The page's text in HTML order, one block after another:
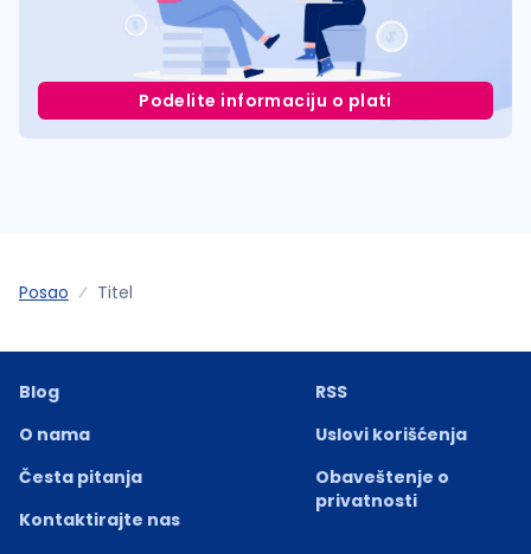
Podelite informaciju o plati
Posao Titel
Blog
O nama
Česta pitanja
Kontaktirajte nas
RSS
Uslovi korišćenja
Obaveštenje o
privatnosti